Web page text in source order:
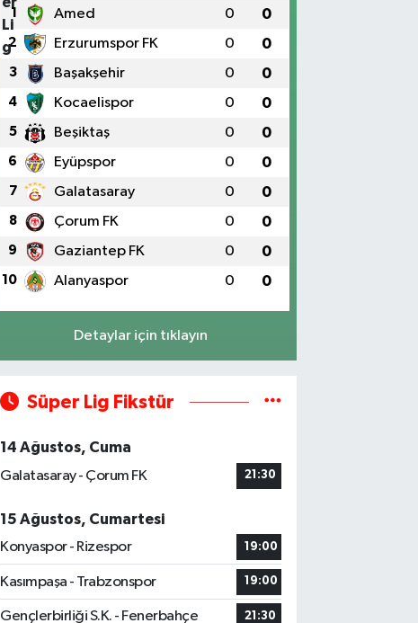
1 Amed 0 0
2 Erzurumspor FK 0 0
3 Başakşehir 0 0
4 Kocaelispor 0 0
5 Beşiktaş 0 0
6 Eyüpspor 0 0
7 Galatasaray 0 0
8 Çorum FK 0 0
9 Gaziantep FK 0 0
10 Alanyaspor 0 0
Detaylar için tıklayın
Süper Lig Fikstür
14 Ağustos, Cuma
Galatasaray - Çorum FK
21:30
15 Ağustos, Cumartesi
Konyaspor - Rizespor
19:00
Kasımpaşa - Trabzonspor 19:00
Gençlerbirliği S.K. - Fenerbahçe 21:30